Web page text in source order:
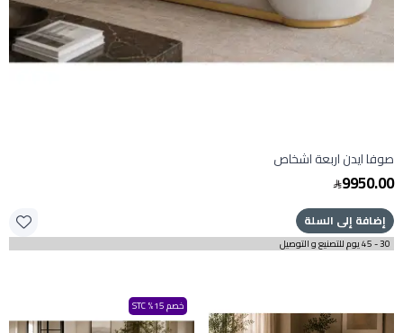
صوفا ايدن اربعة اشخاص
9950.00
إضافة إلى السلة
30 - 45 يوم للتصنيع و التوصيل
خصم 15% STC